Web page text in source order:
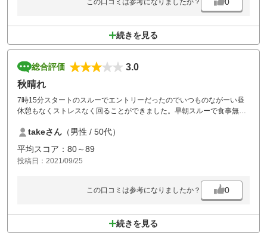
この口コミは参考になりましたか？
続きを見る
総合評価
3.0
秋晴れ
7時15分スタートのスルーでエントリーだったのでいつものながーい昼
休憩もなくストレスなく回ることができました。早朝スルーで食事無し
takeさん （男性 / 50代）
平均スコア：80～89
投稿日：2021/09/25
この口コミは参考になりましたか？ 0
続きを見る